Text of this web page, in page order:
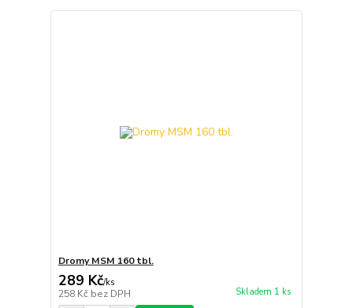
Dromy MSM 160 tbl.
289 Kč/ks
258 Kč bez DPH Skladem 1 ks